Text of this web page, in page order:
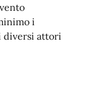
i
diversi attori